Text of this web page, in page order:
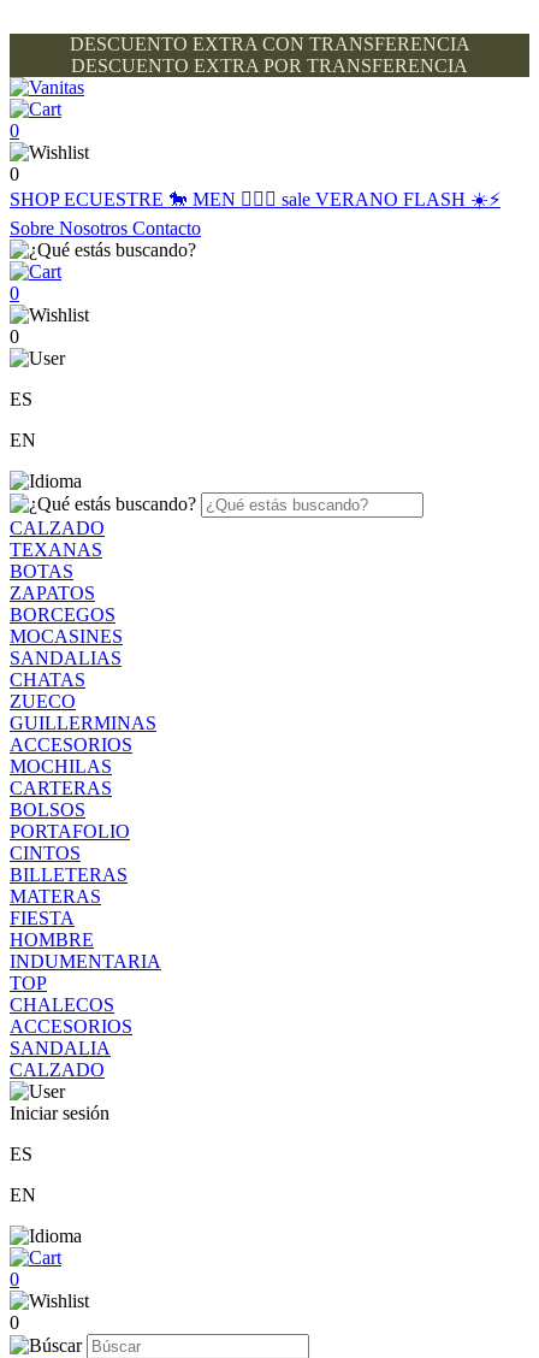
DESCUENTO EXTRA CON TRANSFERENCIA
DESCUENTO EXTRA POR TRANSFERENCIA
0
0
SHOPECUESTRE 🐎 MEN 🙋🏽‍♂️ sale VERANO FLASH ☀️⚡️
Sobre Nosotros Contacto
0
0
ES
EN
CALZADO
TEXANAS
BOTAS
ZAPATOS
BORCEGOS
MOCASINES
SANDALIAS
CHATAS
ZUECO
GUILLERMINAS
ACCESORIOS
MOCHILAS
CARTERAS
BOLSOS
PORTAFOLIO
CINTOS
BILLETERAS
MATERAS
FIESTA
HOMBRE
INDUMENTARIA
TOP
CHALECOS
ACCESORIOS
SANDALIA
CALZADO
Iniciar sesión
ES
EN
0
0